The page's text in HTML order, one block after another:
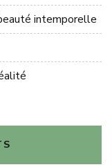
intemporelle